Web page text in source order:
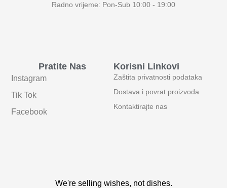
We're selling wishes, not dishes.
Korisni Linkovi
Zaštita privatnosti podataka
Dostava i povrat proizvoda
Kontaktirajte nas
Pratite Nas
Instagram
Tik Tok
Facebook
Radno vrijeme: Pon-Sub 10:00 - 19:00